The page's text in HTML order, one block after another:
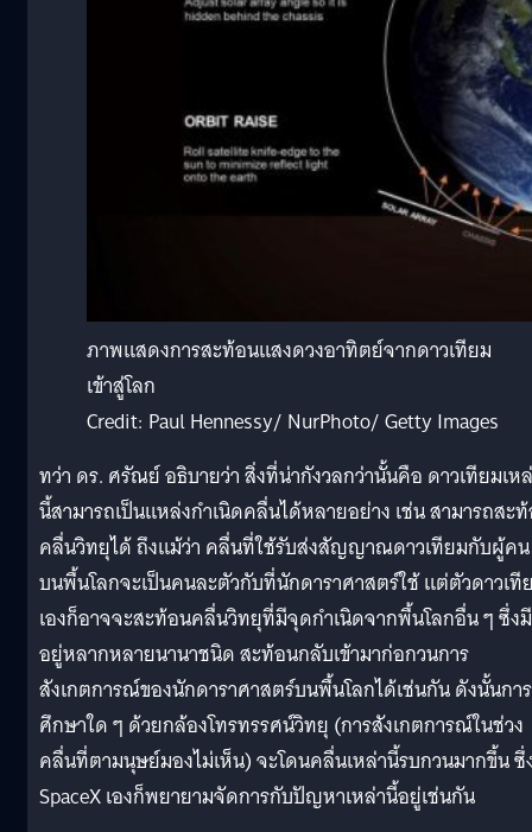
ภาพแสดงการสะท้อนแสงดวงอาทิตย์จากดาวเทียม
เข้าสู่โลก
Credit: Paul Hennessy/ NurPhoto/ Getty Images
ทว่า ดร. ศรัณย์ อธิบายว่า สิ่งที่น่ากังวลกว่านั้นคือ ดาวเทียมเห
นี้สามารถเป็นแหล่งกำเนิดคลื่นได้หลายอย่าง เช่น สามารถสะ
คลื่นวิทยุได้ ถึงแม้ว่า คลื่นที่ใช้รับส่งสัญญาณดาวเทียมกับผู้คน
บนพื้นโลกจะเป็นคนละตัวกับที่นักดาราศาสตร์ใช้ แต่ตัวดาวเที
เองก็อาจจะสะท้อนคลื่นวิทยุที่มีจุดกำเนิดจากพื้นโลกอื่น ๆ ซึ่งมี
อยู่หลากหลายนานาชนิด สะท้อนกลับเข้ามาก่อกวนการ
สังเกตการณ์ของนักดาราศาสตร์บนพื้นโลกได้เช่นกัน ดังนั้นการ
ศึกษาใด ๆ ด้วยกล้องโทรทรรศน์วิทยุ (การสังเกตการณ์ในช่วง
คลื่นที่ตามนุษย์มองไม่เห็น) จะโดนคลื่นเหล่านี้รบกวนมากขึ้น ซึ่
SpaceX เองก็พยายามจัดการกับปัญหาเหล่านี้อยู่เช่นกัน